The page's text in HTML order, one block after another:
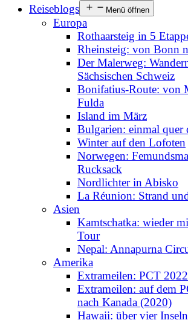
Reiseblogs
Menü öffnen
Europa
Rothaarsteig in 5
Rheinsteig: von Bonn
Der Malerweg:
Sächsischen Schweiz
Bonifatius-Route: von
Fulda
Island im März
Bulgarien: einmal quer
Winter auf den Lofoten
Norwegen:
Rucksack
Nordlichter in Abisko
La Réunion: Strand
Asien
Kamtschatka: wieder
Tour
Nepal: Annapurna
Amerika
Extrameilen: PCT 2022
Extrameilen: auf dem
nach Kanada (2020)
Hawaii: über vier Inseln